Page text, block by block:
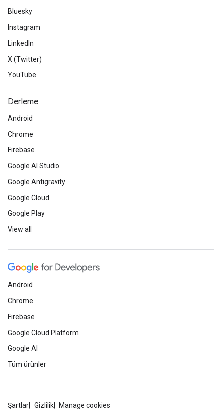
Bluesky
Instagram
LinkedIn
X (Twitter)
YouTube
Derleme
Android
Chrome
Firebase
Google AI Studio
Google Antigravity
Google Cloud
Google Play
View all
Android
Chrome
Firebase
Google Cloud Platform
Google AI
Tüm ürünler
Şartlar Gizlilik Manage cookies